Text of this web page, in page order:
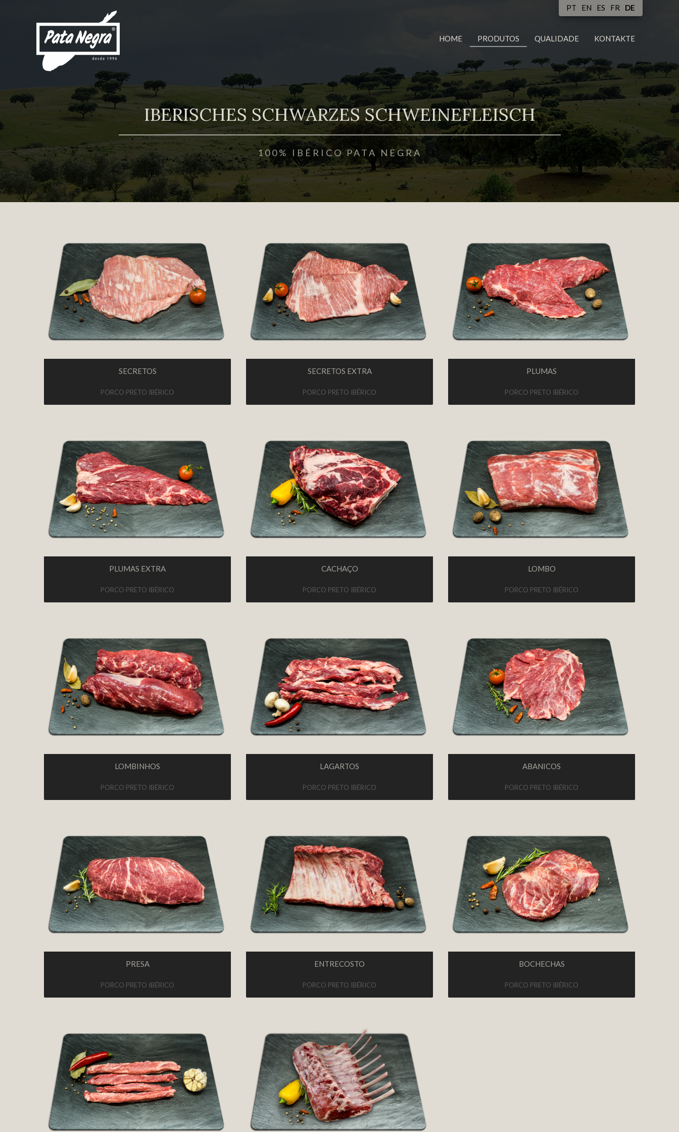
PT EN ES FR DE
HOME PRODUTOS QUALIDADE KONTAKTE
IBERISCHES SCHWARZES SCHWEINEFLEISCH
100% IBÉRICO PATA NEGRA
SECRETOS
PORCO PRETO IBÉRICO
SECRETOS EXTRA
PORCO PRETO IBÉRICO
PLUMAS
PORCO PRETO IBÉRICO
PLUMAS EXTRA
PORCO PRETO IBÉRICO
CACHAÇO
PORCO PRETO IBÉRICO
LOMBO
PORCO PRETO IBÉRICO
LOMBINHOS
PORCO PRETO IBÉRICO
LAGARTOS
PORCO PRETO IBÉRICO
ABANICOS
PORCO PRETO IBÉRICO
PRESA
PORCO PRETO IBÉRICO
ENTRECOSTO
PORCO PRETO IBÉRICO
BOCHECHAS
PORCO PRETO IBÉRICO